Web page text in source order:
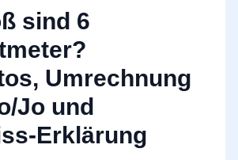
sind 6
Umrechnung
Jo und
Erklärung